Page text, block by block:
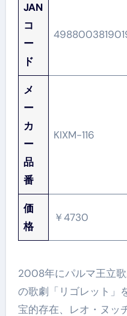
JAN
コ
ー
ド
メ
ー
カ
ー
品
番
KIXM-116
価
格
￥4730
2008年にパルマ王立
の歌劇「リゴレット」
宝的存在、レオ・ヌッ